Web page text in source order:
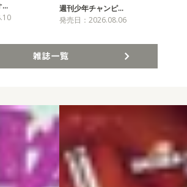
…
週刊少年チャンピ…
発売日：2026.08.06